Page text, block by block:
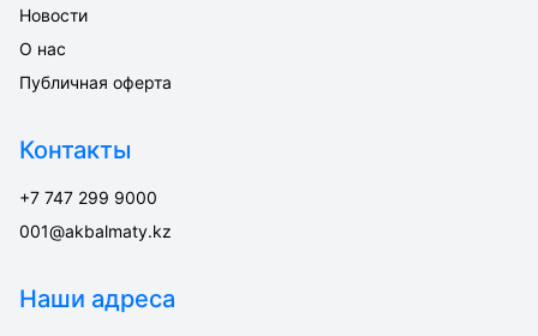
Новости
О нас
Публичная оферта
Контакты
+7 747 299 9000
001@akbalmaty.kz
Наши адреса